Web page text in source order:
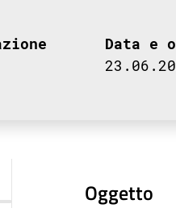
Data e
Oggetto